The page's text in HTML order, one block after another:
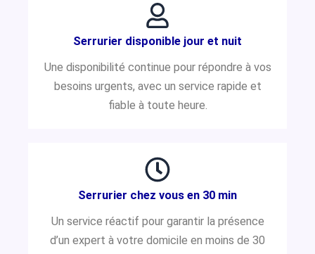
Serrurier disponible jour et nuit
Une disponibilité continue pour répondre à vos
besoins urgents, avec un service rapide et
fiable à toute heure.
Serrurier chez vous en 30 min
Un service réactif pour garantir la présence
d’un expert à votre domicile en moins de 30